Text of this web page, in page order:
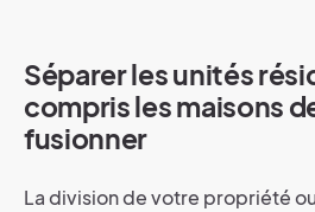
Séparer les unités
compris les maisons
fusionner
La division de votre propriété